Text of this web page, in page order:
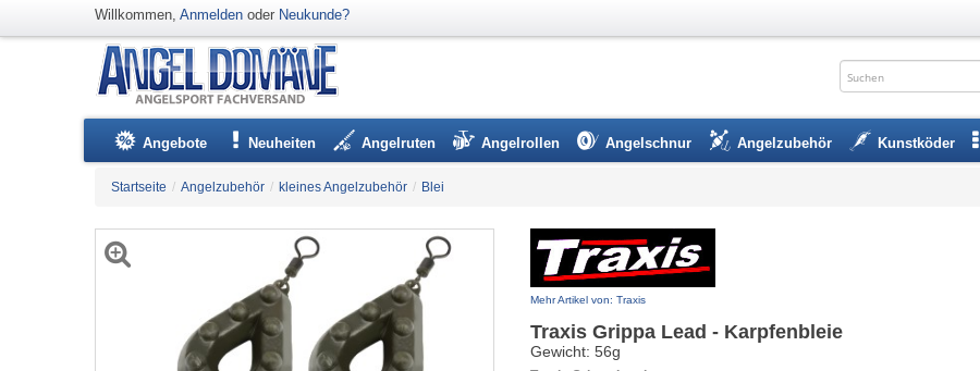
Willkommen, Anmelden oder Neukunde?
Angebote Neuheiten Angelruten Angelrollen Angelschnur Angelzubehör Kunstköder
Startseite / Angelzubehör / kleines Angelzubehör / Blei
Mehr Artikel von: Traxis
Traxis Grippa Lead - Karpfenbleie
Gewicht: 56g